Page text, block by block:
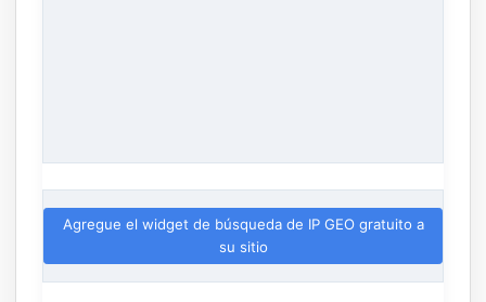
Agregue el widget de búsqueda de IP GEO gratuito a
su sitio